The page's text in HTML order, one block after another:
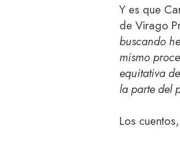
Y es que
de Virago
buscando
mismo
equitativa
la parte del
Los